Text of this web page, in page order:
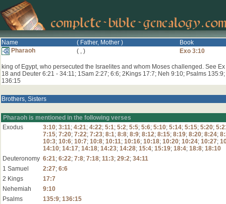
Name ( Father, Mother )
Book
Pharaoh
( , ) Exo 3:10
king of Egypt, who persecuted the Israelites and whom Moses challenged. See
18 and Deuter 6:21 - 34:11; 1Sam 2:27; 6:6; 2Kings 17:7; Neh 9:10; Psalms 135:9;
136:15
Brothers, Sisters
Pharaoh is mentioned in the following verses
Exodus
3:10; 3:11; 4:21; 4:22; 5:1; 5:2; 5:5; 5:6; 5:10; 5:14; 5:15; 5:20;
7:15; 7:20; 7:22; 7:23; 8:1; 8:8; 8:9; 8:12; 8:15; 8:19; 8:20; 8:24;
10:3; 10:6; 10:7; 10:8; 10:11; 10:16; 10:18; 10:20; 10:24; 10:27;
14:10; 14:17; 14:18; 14:23; 14:28; 15:4; 15:19; 18:4; 18:8; 18:10
Deuteronomy 6:21; 6:22; 7:8; 7:18; 11:3; 29:2; 34:11
1 Samuel
2:27; 6:6
2 Kings
17:7
Nehemiah
9:10
Psalms
135:9; 136:15